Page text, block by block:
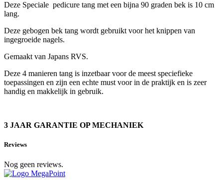
Deze Speciale pedicure tang met een bijna 90 graden bek is 10 cm
lang.
Deze gebogen bek tang wordt gebruikt voor het knippen van
ingegroeide nagels.
Gemaakt van Japans RVS.
Deze 4 manieren tang is inzetbaar voor de meest speciefieke
toepassingen en zijn een echte must voor in de praktijk en is zeer
handig en makkelijk in gebruik.
3 JAAR GARANTIE OP MECHANIEK
Reviews
Nog geen reviews.